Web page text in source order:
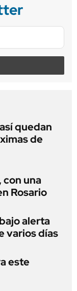
quedan
de
con una
Rosario
alerta
varios días
este